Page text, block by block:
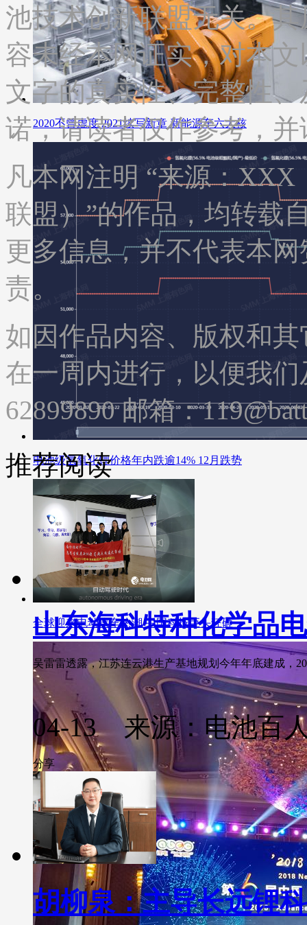
2020不曾虚度 2021续写新章 新能源车六大核
电池级氢氧化锂价格年内跌逾14% 12月跌势
全球迎来电动汽车热潮 中国科技巨头狂砸
池技术创新联盟无关。
容未经本网证实，对本
文字的真实性、完整性
诺，请读者仅作参考，
凡本网注明 “来源：
联盟）”的作品，均转载
更多信息，并不代表本
责。
如因作品内容、版权和
在一周内进行，以便我
62899890 邮箱：
推荐阅读
山东海科特种化学品
吴雷雷透露，江苏连云港生产基地规划今年年底建成，
04-13 来源：电池百
分享
胡柳泉：主导长远锂